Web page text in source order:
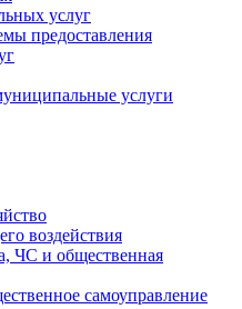
услуг
предоставления
услуги
воздействия
ЧС и общественная
самоуправление